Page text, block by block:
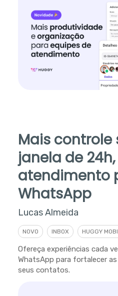
Mais controle
janela de
atendimento
WhatsApp
Lucas Almeida
NOVO INBOX HUGGY
Ofereça experiências cada
WhatsApp para fortalecer
seus contatos.